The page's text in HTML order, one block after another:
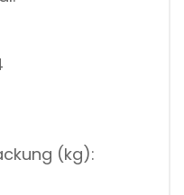
(kg):